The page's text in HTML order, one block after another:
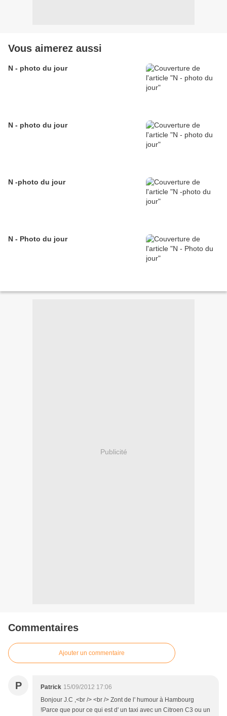
Vous aimerez aussi
N - photo du jour
N - photo du jour
N -photo du jour
N - Photo du jour
Publicité
Commentaires
Ajouter un commentaire
P Patrick 15/09/2012 17:06
Bonjour J.C ,<br /> <br /> Zont de l' humour à Hambourg
!Parce que pour ce qui est d' un taxi avec un Citroen C3 ou un